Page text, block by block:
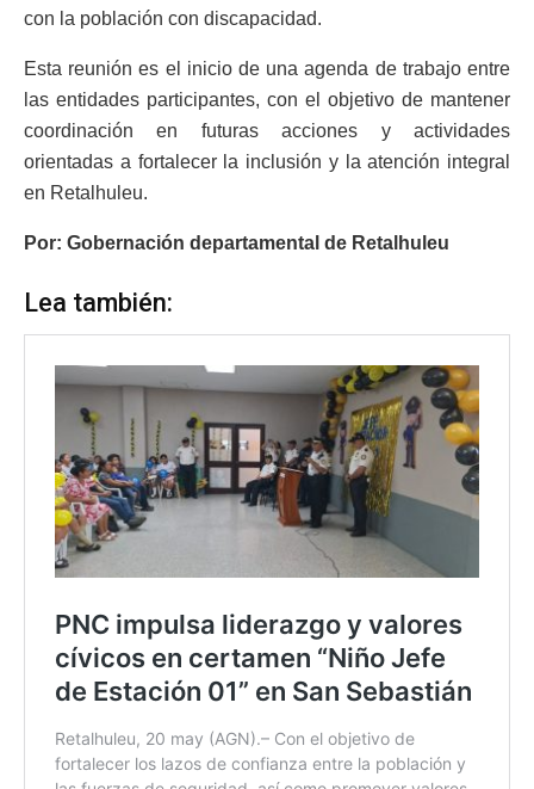
con la población con discapacidad.
Esta reunión es el inicio de una agenda de trabajo entre
las entidades participantes, con el objetivo de mantener
coordinación en futuras acciones y actividades
orientadas a fortalecer la inclusión y la atención integral
en Retalhuleu.
Por: Gobernación departamental de Retalhuleu
Lea también: